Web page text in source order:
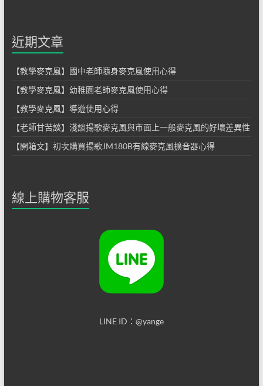
近期文章
【教學麥克風】國中老師隨身麥克風使用心得
【教學麥克風】幼稚園老師麥克風使用心得
【教學麥克風】導遊使用心得
【老師甘苦談】淺談揚歌麥克風與市面上一般麥克風的好壞差異性
【開箱文】初次購買揚歌JM180B有線麥克風擴音器心得
線上購物客服
LINE ID：@yange